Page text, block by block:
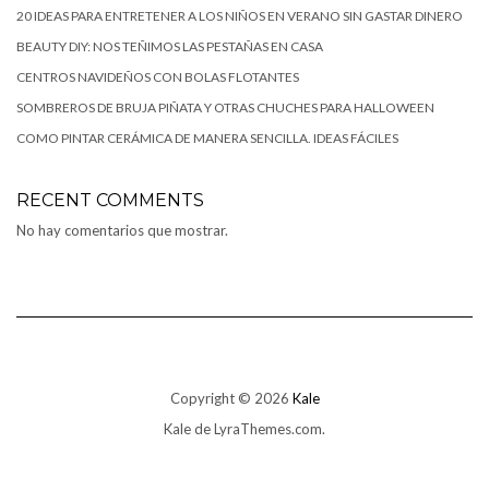
20 IDEAS PARA ENTRETENER A LOS NIÑOS EN VERANO SIN GASTAR DINERO
BEAUTY DIY: NOS TEÑIMOS LAS PESTAÑAS EN CASA
CENTROS NAVIDEÑOS CON BOLAS FLOTANTES
SOMBREROS DE BRUJA PIÑATA Y OTRAS CHUCHES PARA HALLOWEEN
COMO PINTAR CERÁMICA DE MANERA SENCILLA. IDEAS FÁCILES
RECENT COMMENTS
No hay comentarios que mostrar.
Copyright © 2026 Kale
Kalede LyraThemes.com.